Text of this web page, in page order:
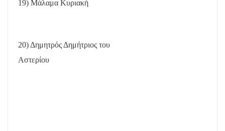
19) Μάλαμα Κυριακή
20) Δημητρός Δημήτριος του
Αστερίου